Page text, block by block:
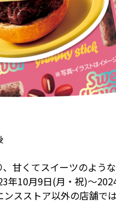
甘くてスイーツのよう
年10月9日(月・祝)～
スストア以外の店舗で